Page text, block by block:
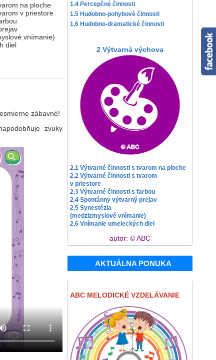
1.4 Percepčné činnosti
1.5 Hudobno-pohybové činnosti
1.6 Hudobno-dramatické činnosti
2 Výtvarná výchova
2.1 Výtvarné činnosti s tvarom na ploche
2.2 Výtvarné činnosti s tvarom
v priestore
2.3 Výtvarné činnosti s farbou
2.4 Spontánny výtvarný prejav
2.5 Synestézia
(medzizmyslové vnímanie)
2.6 Vnímanie umeleckých diel
autor: © ABC
AKTUÁLNA PONUKA
ABC MELODICKÉ VZDELÁVANIE
ploche
priestore
vnímanie)
zábavné!
zvuky